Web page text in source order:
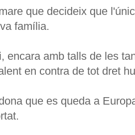
que decideix que
família.
encara amb talls de les
en contra de tot dret
que es queda a